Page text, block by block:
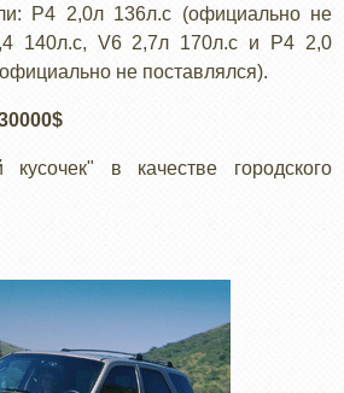
Р4 2,0л 136л.с (официально не
140л.с, V6 2,7л 170л.с и Р4 2,0
не поставлялся).
в качестве городского